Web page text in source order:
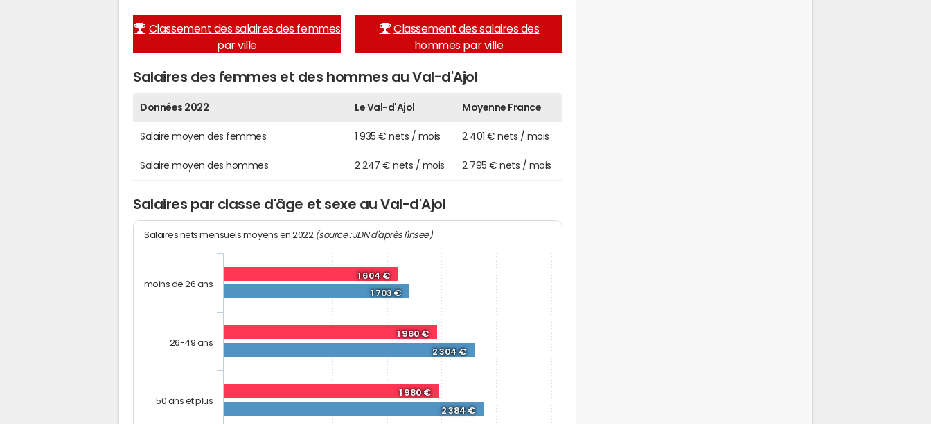
Classement des salaires des femmes
par ville
Classement des salaires des
hommes par ville
Salaires des femmes et des hommes au Val-d'Ajol
Données 2022 Le Val-d'Ajol Moyenne France
Salaire moyen des femmes 1 935 € nets / mois 2 401 € nets / mois
Salaire moyen des hommes 2 247 € nets / mois 2 795 € nets / mois
Salaires par classe d'âge et sexe au Val-d'Ajol
Salaires nets mensuels moyens en 2022 (source : JDN d'après l'Insee)
1 604 €
1 960 €
1 980 €
1 703 €
2 304 €
2 384 €
moins de 26 ans
26-49 ans
50 ans et plus